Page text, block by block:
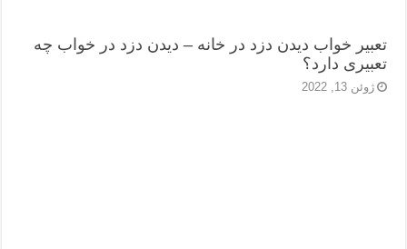
تعبیر خواب دیدن دزد در خانه – دیدن دزد در خواب چه
تعبیری دارد؟
ژوئن 13, 2022